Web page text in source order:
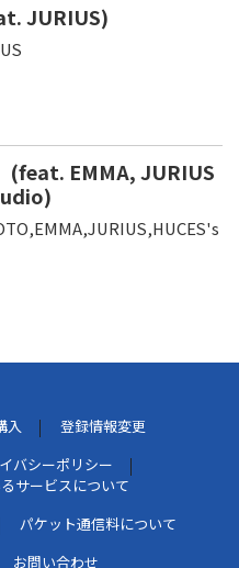
JURIUS)
(feat. EMMA, JURIUS
入
登録情報変更
バシーポリシー
サービスについて
パケット通信料について
お問い合わせ